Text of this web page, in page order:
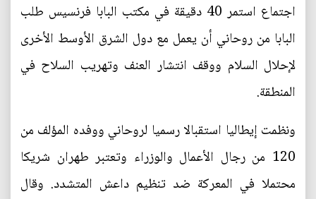
اجتماع استمر 40 دقيقة في مكتب البابا فرنسيس طلب
البابا من روحاني أن يعمل مع دول الشرق الأوسط الأخرى
لإحلال السلام ووقف انتشار العنف وتهريب السلاح في
المنطقة.
ونظمت إيطاليا استقبالا رسميا لروحاني ووفده المؤلف من
120 من رجال الأعمال والوزراء وتعتبر طهران شريكا
محتملا في المعركة ضد تنظيم داعش المتشدد. وقال